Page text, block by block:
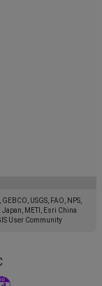
USGS, FAO, NPS,
Japan, METI, Esri China
User Community